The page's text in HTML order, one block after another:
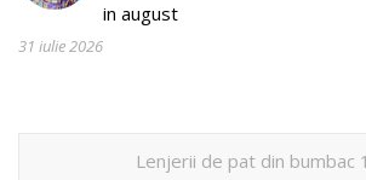
in august
31 iulie 2026
Lenjerii de pat din bumbac